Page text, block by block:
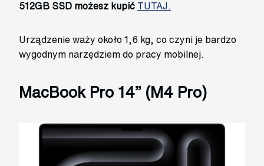
512GB SSD możesz kupić TUTAJ.
Urządzenie waży około 1,6 kg, co czyni je bardzo
wygodnym narzędziem do pracy mobilnej.
MacBook Pro 14” (M4 Pro)